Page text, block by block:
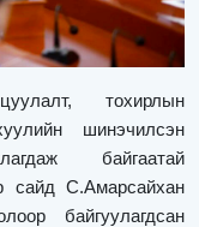
тохирлын
шинэчилсэн
байгаатай
сайд С.Амарсайхан
байгуулагдсан